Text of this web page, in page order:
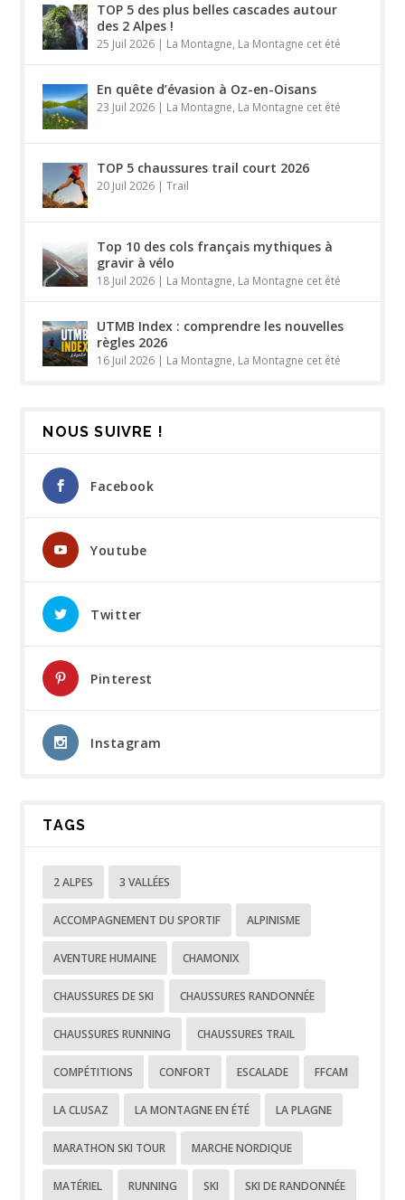
TOP 5 des plus belles cascades autour
des 2 Alpes !
25 Juil 2026 | La Montagne, La Montagne cet été
En quête d’évasion à Oz-en-Oisans
23 Juil 2026 | La Montagne, La Montagne cet été
TOP 5 chaussures trail court 2026
20 Juil 2026 |Trail
Top 10 des cols français mythiques à
gravir à vélo
18 Juil 2026 | La Montagne, La Montagne cet été
UTMB Index : comprendre les nouvelles
règles 2026
16 Juil 2026 | La Montagne, La Montagne cet été
NOUS SUIVRE !
Facebook
Youtube
Twitter
Pinterest
Instagram
TAGS
2 ALPES 3 VALLÉES
ACCOMPAGNEMENT DU SPORTIF ALPINISME
AVENTURE HUMAINE CHAMONIX
CHAUSSURES DE SKI CHAUSSURES RANDONNÉE
CHAUSSURES RUNNING CHAUSSURES TRAIL
COMPÉTITIONS CONFORT ESCALADE FFCAM
LA CLUSAZ LA MONTAGNE EN ÉTÉ LA PLAGNE
MARATHON SKI TOUR MARCHE NORDIQUE
MATÉRIEL RUNNING SKI SKI DE RANDONNÉE